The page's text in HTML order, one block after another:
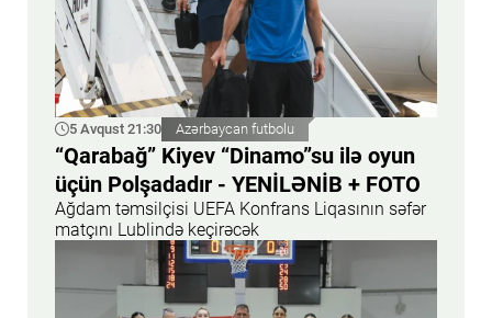
5 Avqust 21:30 Azərbaycan futbolu
“Qarabağ” Kiyev “Dinamo”su ilə oyun
üçün Polşadadır - YENİLƏNİB + FOTO
Ağdam təmsilçisi UEFA Konfrans Liqasının səfər
matçını Lublində keçirəcək